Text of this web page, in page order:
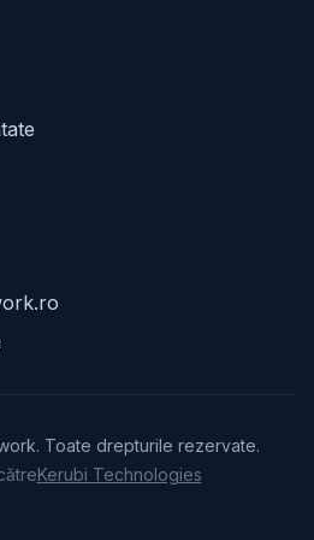
Toate drepturile rezervate.
Kerubi Technologies